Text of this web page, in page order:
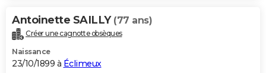
Antoinette SAILLY (77 ans)
Créer une cagnotte obsèques
Naissance
23/10/1899 à Éclimeux